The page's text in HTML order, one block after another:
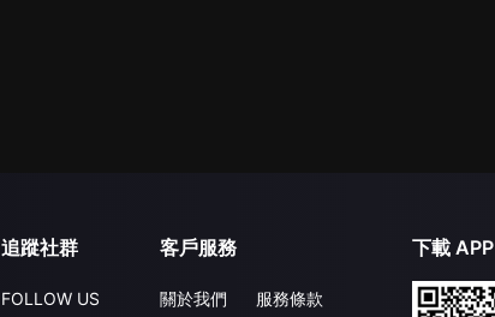
追蹤社群
FOLLOW US
客戶服務
關於我們 服務條款
下載 APP